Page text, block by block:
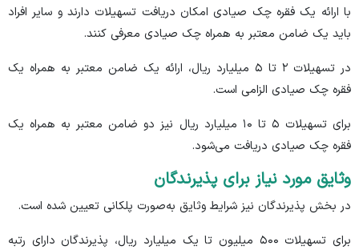
با ارائه یک فقره چک صیادی امکان دریافت تسهیلات دارند و سایر افراد
باید یک ضامن معتبر به همراه چک صیادی معرفی کنند.
در تسهیلات ۲ تا ۵ میلیارد ریال، ارائه یک ضامن معتبر به همراه یک
فقره چک صیادی الزامی است.
برای تسهیلات ۵ تا ۱۰ میلیارد ریال نیز دو ضامن معتبر به همراه یک
فقره چک صیادی دریافت می‌شود.
وثایق مورد نیاز برای پذیرندگان
در بخش پذیرندگان نیز شرایط وثایق به‌صورت پلکانی تعیین شده است.
برای تسهیلات ۵۰۰ میلیون تا یک میلیارد ریال، پذیرندگان دارای رتبه